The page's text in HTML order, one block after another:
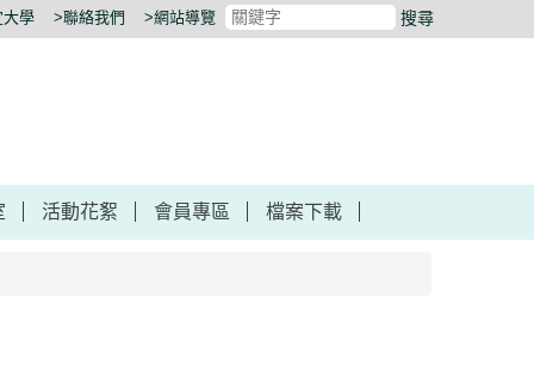
大學 >聯絡我們 >網站導覽 搜尋
活動花絮 會員專區 檔案下載